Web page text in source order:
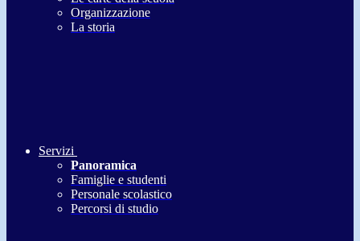
Organizzazione
La storia
Servizi
Panoramica
Famiglie e studenti
Personale scolastico
Percorsi di studio